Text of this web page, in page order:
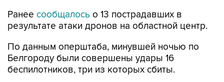
Ранее сообщалось о 13 пострадавших в
результате атаки дронов на областной центр.
По данным оперштаба, минувшей ночью по
Белгороду были совершены удары 16
беспилотников, три из которых сбиты.